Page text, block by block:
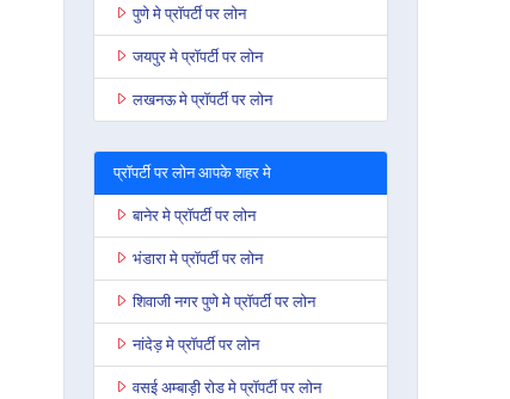
पुणे मे प्रॉपर्टी पर लोन
जयपुर मे प्रॉपर्टी पर लोन
लखनऊ मे प्रॉपर्टी पर लोन
प्रॉपर्टी पर लोन आपके शहर मे
बानेर मे प्रॉपर्टी पर लोन
भंडारा मे प्रॉपर्टी पर लोन
शिवाजी नगर पुणे मे प्रॉपर्टी पर लोन
नांदेड़ मे प्रॉपर्टी पर लोन
वसई अम्बाड़ी रोड मे प्रॉपर्टी पर लोन